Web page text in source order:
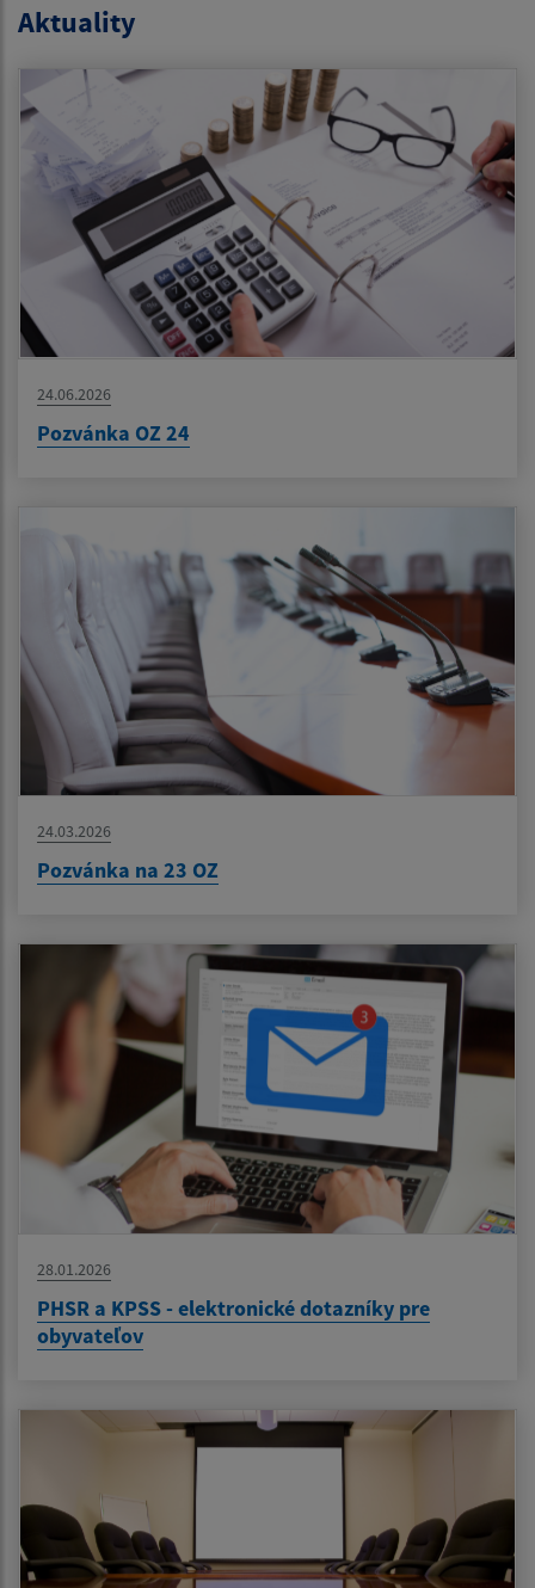
Aktuality
24.06.2026
Pozvánka OZ 24
24.03.2026
Pozvánka na 23 OZ
28.01.2026
PHSR a KPSS - elektronické dotazníky pre
obyvateľov